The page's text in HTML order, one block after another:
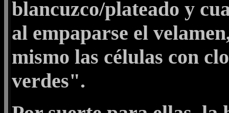
blancuzco/plateado y
al empaparse el
mismo las células con
verdes".